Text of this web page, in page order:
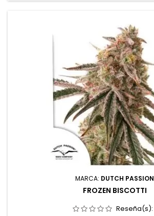
MARCA: DUTCH PASSION
FROZEN BISCOTTI
Reseña(s):